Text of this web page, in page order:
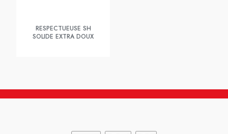
RESPECTUEUSE SH
SOLIDE EXTRA DOUX